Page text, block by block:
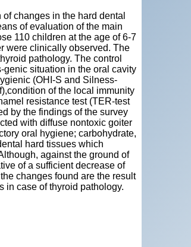
changes in the hard dental
of evaluation of the main
110 children at the age of 6-7
were clinically observed. The
pathology. The control
situation in the oral cavity
(OHI-S and Silness-
of the local immunity
resistance test (TER-test
by the findings of the survey
with diffuse nontoxic goiter
oral hygiene; carbohydrate,
hard tissues which
against the ground of
of a sufficient decrease of
changes found are the result
in case of thyroid pathology.